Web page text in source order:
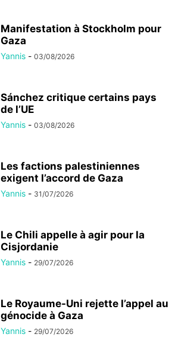
Manifestation à Stockholm pour
Gaza
Yannis - 03/08/2026
Sánchez critique certains pays
de l’UE
Yannis - 03/08/2026
Les factions palestiniennes
exigent l’accord de Gaza
Yannis - 31/07/2026
Le Chili appelle à agir pour la
Cisjordanie
Yannis - 29/07/2026
Le Royaume-Uni rejette l’appel au
génocide à Gaza
Yannis - 29/07/2026